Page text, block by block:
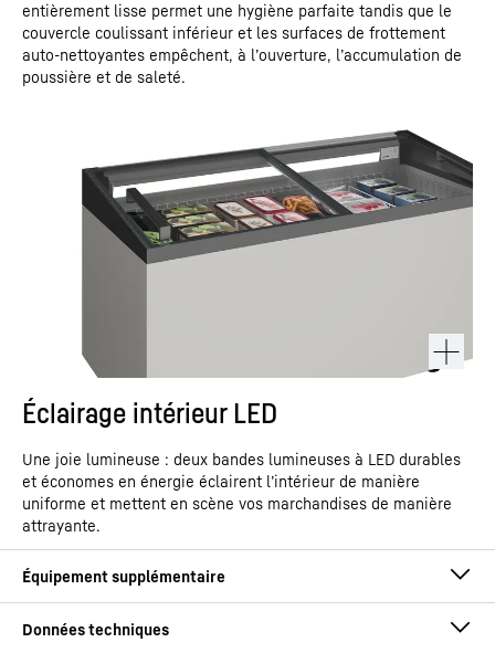
entièrement lisse permet une hygiène parfaite tandis que le
couvercle coulissant inférieur et les surfaces de frottement
auto-nettoyantes empêchent, à l’ouverture, l’accumulation de
poussière et de saleté.
Éclairage intérieur LED
Une joie lumineuse : deux bandes lumineuses à LED durables
et économes en énergie éclairent l’intérieur de manière
uniforme et mettent en scène vos marchandises de manière
attrayante.